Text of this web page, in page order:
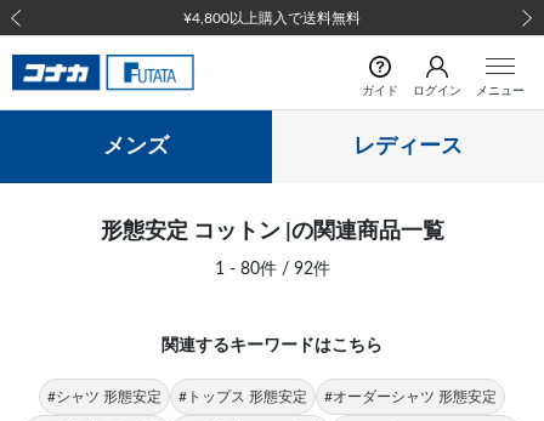
前の画像
ガイド ログイン メニュー
メンズ レディース
形態安定 コットン |の関連商品一覧
1 - 80件 / 92件
関連するキーワードはこちら
#シャツ 形態安定 #トップス 形態安定 #オーダーシャツ 形態安定